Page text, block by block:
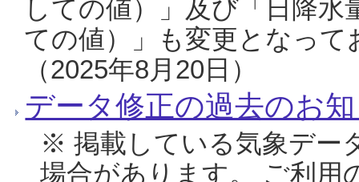
しての値）」及び「日降
ての値）」も変更となっ
（2025年8月20日）
データ修正の過去のお
※ 掲載している気象デー
場合があります。 ご利用